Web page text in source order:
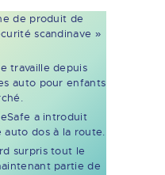
de produit de
scandinave »
travaille depuis
auto pour enfants
a introduit
dos à la route.
surpris tout le
partie de